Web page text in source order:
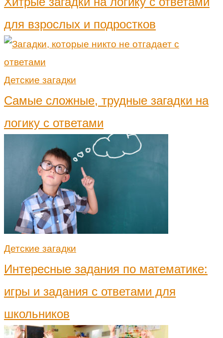
для взрослых и подростков
Детские загадки
Самые сложные, трудные загадки на
логику с ответами
Детские загадки
Интересные задания по математике:
игры и задания с ответами для
школьников